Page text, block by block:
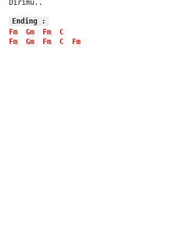
Dirimu..
Ending :
Fm
Gm Fm
C
Fm
Gm Fm C Fm